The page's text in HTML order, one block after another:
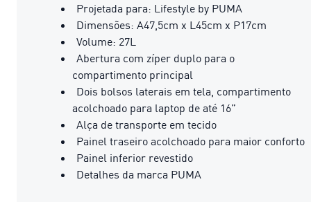
Projetada para: Lifestyle by PUMA
Dimensões: A47,5cm x L45cm x P17cm
Volume: 27L
Abertura com zíper duplo para o
compartimento principal
Dois bolsos laterais em tela, compartimento
acolchoado para laptop de até 16”
Alça de transporte em tecido
Painel traseiro acolchoado para maior conforto
Painel inferior revestido
Detalhes da marca PUMA